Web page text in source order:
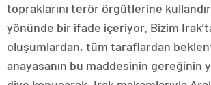
topraklarını terör örgütlerine
yönünde bir ifade içeriyor. Bizim
oluşumlardan, tüm taraflardan
anayasanın bu maddesinin gereğinin